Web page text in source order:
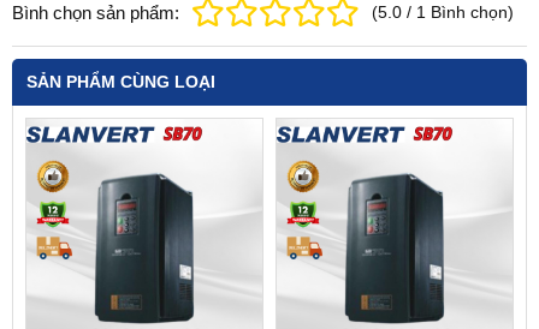
Bình chọn sản phẩm: (5.0 / 1 Bình chọn)
SẢN PHẨM CÙNG LOẠI